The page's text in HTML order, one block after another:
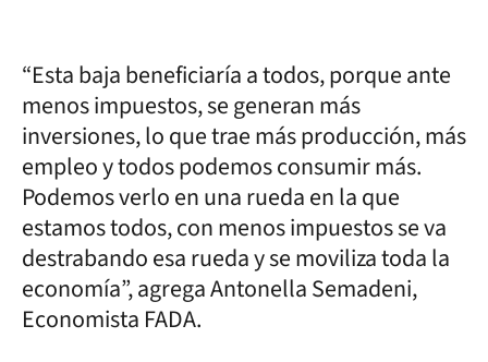
“Esta baja beneficiaría a todos, porque ante
menos impuestos, se generan más
inversiones, lo que trae más producción, más
empleo y todos podemos consumir más.
Podemos verlo en una rueda en la que
estamos todos, con menos impuestos se va
destrabando esa rueda y se moviliza toda la
economía”, agrega Antonella Semadeni,
Economista FADA.